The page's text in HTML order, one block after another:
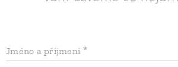
Jméno a příjmení